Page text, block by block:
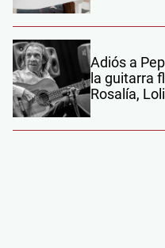
Adiós a
la guitarra
Rosalía,